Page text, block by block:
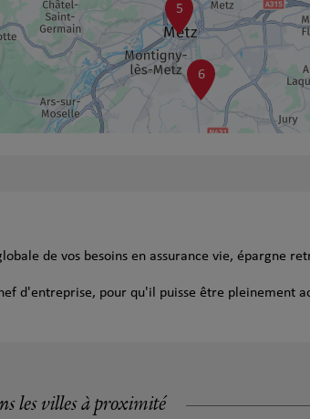
6
5
de vos besoins en assurance vie, épargne
d'entreprise, pour qu'il puisse être pleinement
les villes à proximité